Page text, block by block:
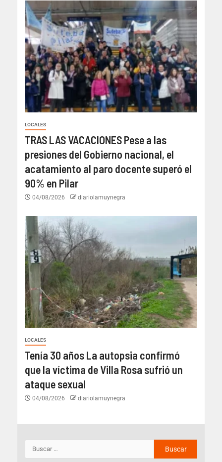
LOCALES
TRAS LAS VACACIONES Pese a las
presiones del Gobierno nacional, el
acatamiento al paro docente superó el
90% en Pilar
04/08/2026 diariolamuynegra
LOCALES
Tenía 30 años La autopsia confirmó
que la víctima de Villa Rosa sufrió un
ataque sexual
04/08/2026 diariolamuynegra